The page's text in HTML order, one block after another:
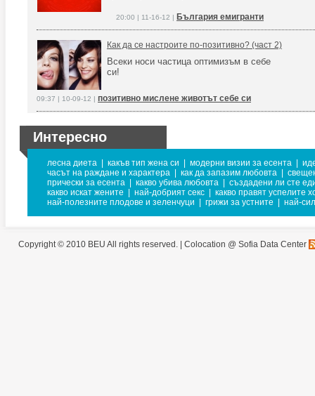
20:00 | 11-16-12 | България емигранти
Как да се настроите по-позитивно? (част 2)
Всеки носи частица оптимизъм в себе
си!
09:37 | 10-09-12 | позитивно мислене животът себе си
Интересно
лесна диета какъв тип жена си модерни визии за есента
часът на раждане и характера
как да запазим любовта
прически за есента
какво убива любовта
създадени ли сте
какво искат жените
най-добрият секс
какво правят успелите
най-полезните плодове и зеленчуци
грижи за устните най-
Copyright © 2010 BEU All rights reserved. | Colocation @ Sofia Data Center